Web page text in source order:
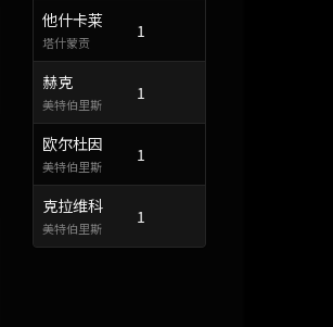
他什卡莱
塔什蒙贡
1
赫克
美特伯里斯
1
欧尔杜因
美特伯里斯
1
克拉维科
美特伯里斯
1